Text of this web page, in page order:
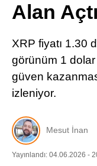
Alan Açtı
XRP fiyatı 1.30
görünüm 1 dolar
güven
izleniyor.
Mesut İnan
Yayınlandı: 04.06.2026 -